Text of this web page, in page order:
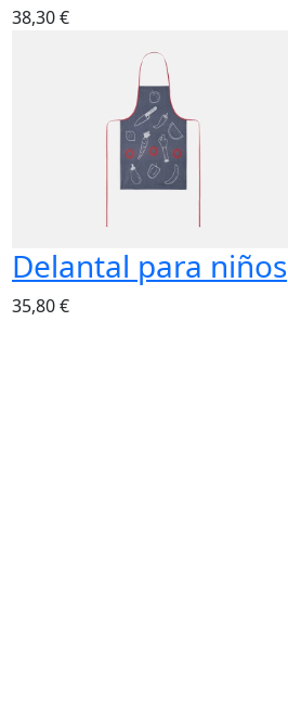
38,30 €
Delantal para niños
35,80 €